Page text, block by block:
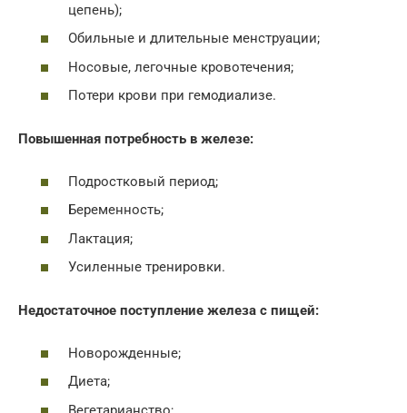
цепень);
Обильные и длительные менструации;
Носовые, легочные кровотечения;
Потери крови при гемодиализе.
Повышенная потребность в железе:
Подростковый период;
Беременность;
Лактация;
Усиленные тренировки.
Недостаточное поступление железа с пищей:
Новорожденные;
Диета;